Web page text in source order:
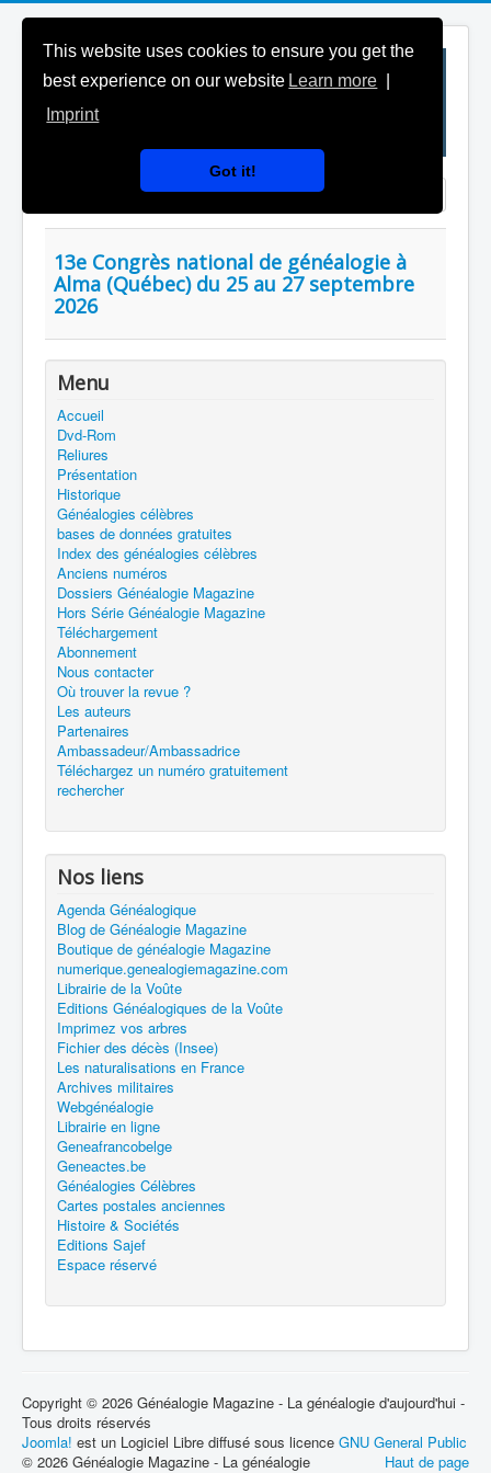
This website uses cookies to ensure you get the
best experience on our website Learn more
Imprint
Got it!
Saisir partie du titre Affichage #
13e Congrès national de généalogie à
Alma (Québec) du 25 au 27 septembre
2026
Menu
Accueil
Dvd-Rom
Reliures
Présentation
Historique
Généalogies célèbres
bases de données gratuites
Index des généalogies célèbres
Anciens numéros
Dossiers Généalogie Magazine
Hors Série Généalogie Magazine
Téléchargement
Abonnement
Nous contacter
Où trouver la revue ?
Les auteurs
Partenaires
Ambassadeur/Ambassadrice
Téléchargez un numéro gratuitement
rechercher
Nos liens
Agenda Généalogique
Blog de Généalogie Magazine
Boutique de généalogie Magazine
numerique.genealogiemagazine.com
Librairie de la Voûte
Editions Généalogiques de la Voûte
Imprimez vos arbres
Fichier des décès (Insee)
Les naturalisations en France
Archives militaires
Webgénéalogie
Librairie en ligne
Geneafrancobelge
Geneactes.be
Généalogies Célèbres
Cartes postales anciennes
Histoire & Sociétés
Editions Sajef
Espace réservé
Copyright © 2026 Généalogie Magazine - La généalogie d'aujourd'hui -
Tous droits réservés
Joomla! est un Logiciel Libre diffusé sous licence GNU General Public
Haut de page
© 2026 Généalogie Magazine - La généalogie